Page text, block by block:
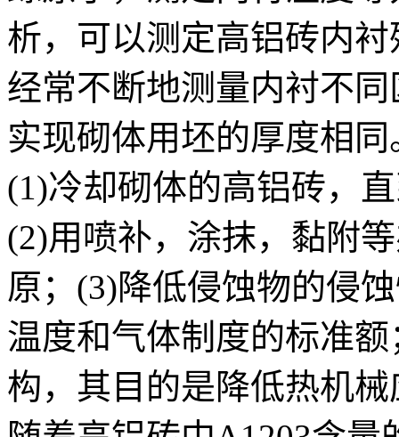
析，可以测定高铝砖内
经常不断地测量内衬不
实现砌体用坯的厚度相
(1)冷却砌体的高铝砖，
(2)用喷补，涂抹，黏附
原；(3)降低侵蚀物的侵
温度和气体制度的标准
构，其目的是降低热机